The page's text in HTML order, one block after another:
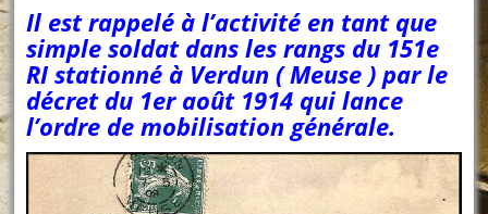
Il est rappelé à l’activité en tant que
simple soldat dans les rangs du 151e
RI stationné à Verdun ( Meuse ) par le
décret du 1er août 1914 qui lance
l’ordre de mobilisation générale.